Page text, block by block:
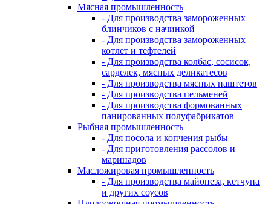
Мясная промышленность
- Для производства замороженных
блинчиков с начинкой
- Для производства замороженных
котлет и тефтелей
- Для производства колбас, сосисок,
сарделек, мясных деликатесов
- Для производства мясных паштетов
- Для производства пельменей
- Для производства формованных
панированных полуфабрикатов
Рыбная промышленность
- Для посола и копчения рыбы
- Для приготовления рассолов и
маринадов
Масложировая промышленность
- Для производства майонеза, кетчупа
и других соусов